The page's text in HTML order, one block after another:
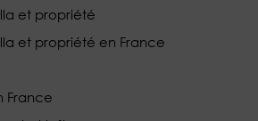
et propriété
et propriété en France
France